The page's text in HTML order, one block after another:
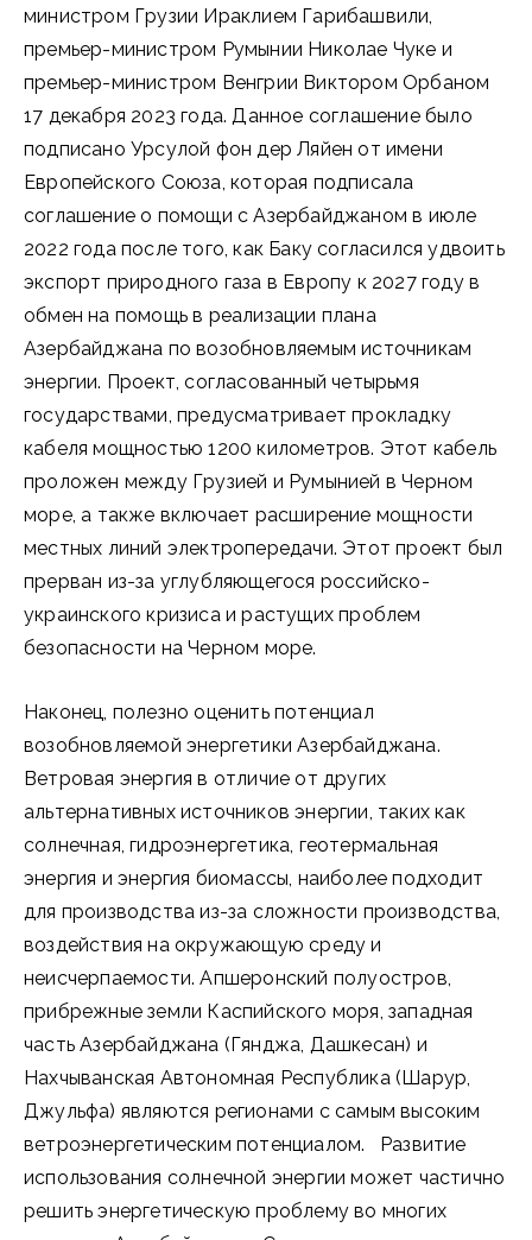
министром Грузии Ираклием Гарибашвили,
премьер-министром Румынии Николае Чуке и
премьер-министром Венгрии Виктором Орбаном
17 декабря 2023 года. Данное соглашение было
подписано Урсулой фон дер Ляйен от имени
Европейского Союза, которая подписала
соглашение о помощи с Азербайджаном в июле
2022 года после того, как Баку согласился удвоить
экспорт природного газа в Европу к 2027 году в
обмен на помощь в реализации плана
Азербайджана по возобновляемым источникам
энергии. Проект, согласованный четырьмя
государствами, предусматривает прокладку
кабеля мощностью 1200 километров. Этот кабель
проложен между Грузией и Румынией в Черном
море, а также включает расширение мощности
местных линий электропередачи. Этот проект был
прерван из-за углубляющегося российско-
украинского кризиса и растущих проблем
безопасности на Черном море.
Наконец, полезно оценить потенциал
возобновляемой энергетики Азербайджана.
Ветровая энергия в отличие от других
альтернативных источников энергии, таких как
солнечная, гидроэнергетика, геотермальная
энергия и энергия биомассы, наиболее подходит
для производства из-за сложности производства,
воздействия на окружающую среду и
неисчерпаемости. Апшеронский полуостров,
прибрежные земли Каспийского моря, западная
часть Азербайджана (Гянджа, Дашкесан) и
Нахчыванская Автономная Республика (Шарур,
Джульфа) являются регионами с самым высоким
ветроэнергетическим потенциалом. Развитие
использования солнечной энергии может частично
решить энергетическую проблему во многих